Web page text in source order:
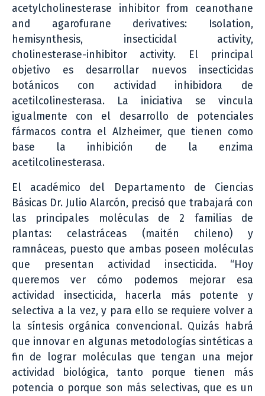
acetylcholinesterase inhibitor from ceanothane
and agarofurane derivatives: Isolation,
hemisynthesis, insecticidal activity,
cholinesterase-inhibitor activity. El principal
objetivo es desarrollar nuevos insecticidas
botánicos con actividad inhibidora de
acetilcolinesterasa. La iniciativa se vincula
igualmente con el desarrollo de potenciales
fármacos contra el Alzheimer, que tienen como
base la inhibición de la enzima
acetilcolinesterasa.
El académico del Departamento de Ciencias
Básicas Dr. Julio Alarcón, precisó que trabajará con
las principales moléculas de 2 familias de
plantas: celastráceas (maitén chileno) y
ramnáceas, puesto que ambas poseen moléculas
que presentan actividad insecticida. “Hoy
queremos ver cómo podemos mejorar esa
actividad insecticida, hacerla más potente y
selectiva a la vez, y para ello se requiere volver a
la síntesis orgánica convencional. Quizás habrá
que innovar en algunas metodologías sintéticas a
fin de lograr moléculas que tengan una mejor
actividad biológica, tanto porque tienen más
potencia o porque son más selectivas, que es un